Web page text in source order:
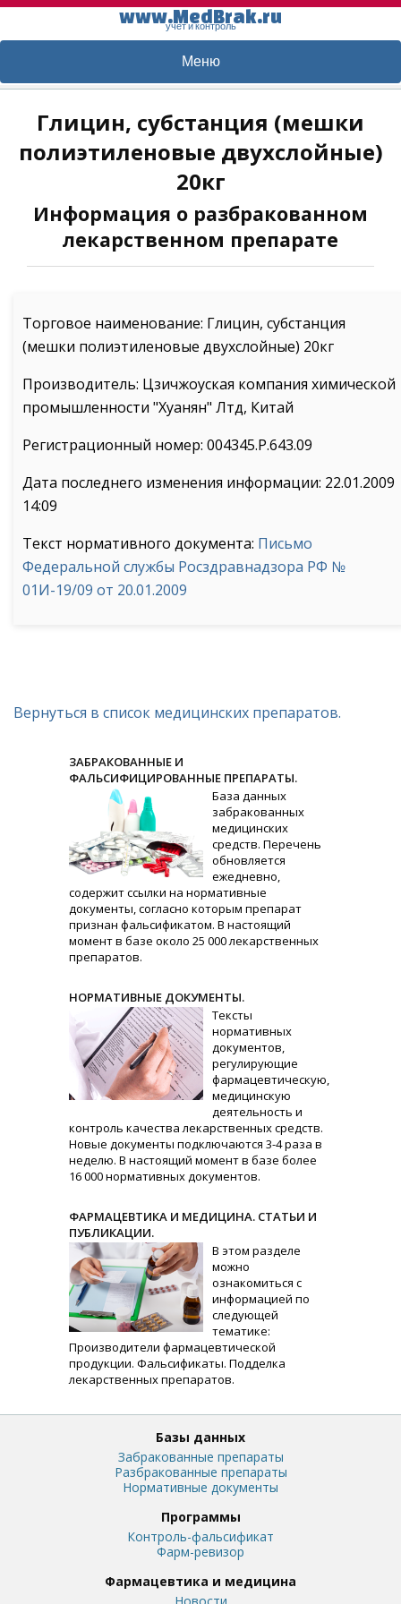
www.MedBrak.ru
учет и контроль
Меню
Глицин, субстанция (мешки
полиэтиленовые двухслойные)
20кг
Информация о разбракованном
лекарственном препарате
Торговое наименование: Глицин, субстанция
(мешки полиэтиленовые двухслойные) 20кг
Производитель: Цзичжоуская компания химической
промышленности "Хуанян" Лтд, Китай
Регистрационный номер: 004345.Р.643.09
Дата последнего изменения информации: 22.01.2009
14:09
Текст нормативного документа: Письмо
Федеральной службы Росздравнадзора РФ №
01И-19/09 от 20.01.2009
Вернуться в список медицинских препаратов.
ЗАБРАКОВАННЫЕ И
ФАЛЬСИФИЦИРОВАННЫЕ ПРЕПАРАТЫ.
База данных
забракованных
медицинских
средств. Перечень
обновляется
ежедневно,
содержит ссылки на нормативные
документы, согласно которым препарат
признан фальсификатом. В настоящий
момент в базе около 25 000 лекарственных
препаратов.
НОРМАТИВНЫЕ ДОКУМЕНТЫ.
Тексты
нормативных
документов,
регулирующие
фармацевтическую,
медицинскую
деятельность и
контроль качества лекарственных средств.
Новые документы подключаются 3-4 раза в
неделю. В настоящий момент в базе более
16 000 нормативных документов.
ФАРМАЦЕВТИКА И МЕДИЦИНА. СТАТЬИ И
ПУБЛИКАЦИИ.
В этом разделе
можно
ознакомиться с
информацией по
следующей
тематике:
Производители фармацевтической
продукции. Фальсификаты. Подделка
лекарственных препаратов.
Базы данных
Забракованные препараты
Разбракованные препараты
Нормативные документы
Программы
Контроль-фальсификат
Фарм-ревизор
Фармацевтика и медицина